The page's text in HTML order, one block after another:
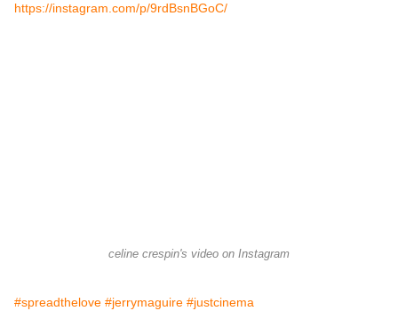
https://instagram.com/p/9rdBsnBGoC/
celine crespin's video on Instagram
#spreadthelove #jerrymaguire #justcinema